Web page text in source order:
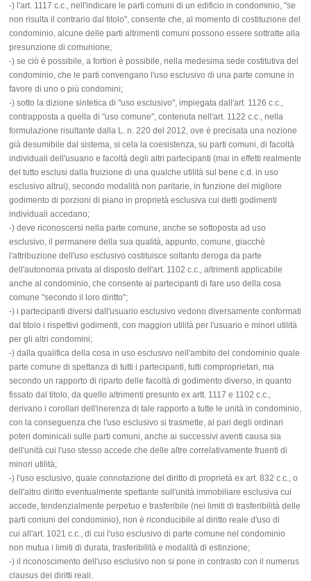
-) l'art. 1117 c.c., nell'indicare le parti comuni di un edificio in condominio, "se
non risulta il contrario dal titolo", consente che, al momento di costituzione del
condominio, alcune delle parti altrimenti comuni possono essere sottratte alla
presunzione di comunione;
-) se ciò è possibile, a fortiori è possibile, nella medesima sede costitutiva del
condominio, che le parti convengano l'uso esclusivo di una parte comune in
favore di uno o più condomini;
-) sotto la dizione sintetica di "uso esclusivo", impiegata dall'art. 1126 c.c.,
contrapposta a quella di "uso comune", contenuta nell'art. 1122 c.c., nella
formulazione risultante dalla L. n. 220 del 2012, ove è precisata una nozione
già desumibile dal sistema, si cela la coesistenza, su parti comuni, di facoltà
individuali dell'usuario e facoltà degli altri partecipanti (mai in effetti realmente
del tutto esclusi dalla fruizione di una qualche utilità sul bene c.d. in uso
esclusivo altrui), secondo modalità non paritarie, in funzione del migliore
godimento di porzioni di piano in proprietà esclusiva cui detti godimenti
individuali accedano;
-) deve riconoscersi nella parte comune, anche se sottoposta ad uso
esclusivo, il permanere della sua qualità, appunto, comune, giacchè
l'attribuzione dell'uso esclusivo costituisce soltanto deroga da parte
dell'autonomia privata al disposto dell'art. 1102 c.c., altrimenti applicabile
anche al condominio, che consente ai partecipanti di fare uso della cosa
comune "secondo il loro diritto";
-) i partecipanti diversi dall'usuario esclusivo vedono diversamente conformati
dal titolo i rispettivi godimenti, con maggiori utilità per l'usuario e minori utilità
per gli altri condomini;
-) dalla qualifica della cosa in uso esclusivo nell'ambito del condominio quale
parte comune di spettanza di tutti i partecipanti, tutti comproprietari, ma
secondo un rapporto di riparto delle facoltà di godimento diverso, in quanto
fissato dal titolo, da quello altrimenti presunto ex artt. 1117 e 1102 c.c.,
derivano i corollari dell'inerenza di tale rapporto a tutte le unità in condominio,
con la conseguenza che l'uso esclusivo si trasmette, al pari degli ordinari
poteri dominicali sulle parti comuni, anche ai successivi aventi causa sia
dell'unità cui l'uso stesso accede che delle altre correlativamente fruenti di
minori utilità;
-) l'uso esclusivo, quale connotazione del diritto di proprietà ex art. 832 c.c., o
dell'altro diritto eventualmente spettante sull'unità immobiliare esclusiva cui
accede, tendenzialmente perpetuo e trasferibile (nei limiti di trasferibilità delle
parti comuni del condominio), non è riconducibile al diritto reale d'uso di
cui all'art. 1021 c.c., di cui l'uso esclusivo di parte comune nel condominio
non mutua i limiti di durata, trasferibilità e modalità di estinzione;
-) il riconoscimento dell'uso esclusivo non si pone in contrasto con il numerus
clausus dei diritti reali.